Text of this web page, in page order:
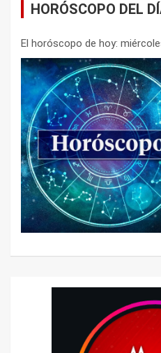
HORÓSCOPO DEL
El horóscopo de hoy: